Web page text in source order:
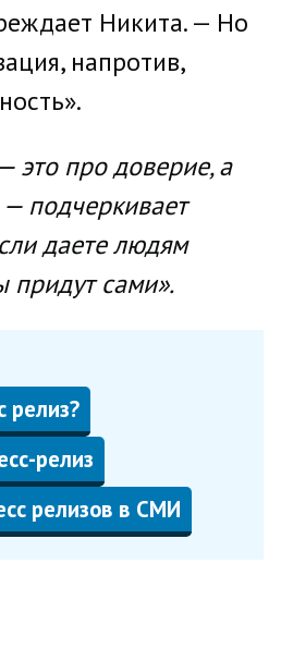
Никита. — Но
напротив,
это про доверие, а
подчеркивает
даете людям
придут сами».
релиз?
релиз
релизов в СМИ